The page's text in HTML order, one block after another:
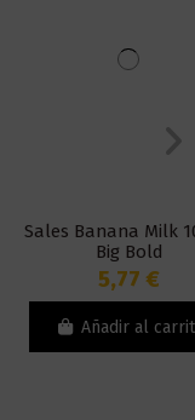
Milk 10ml -
Añadir al carrito